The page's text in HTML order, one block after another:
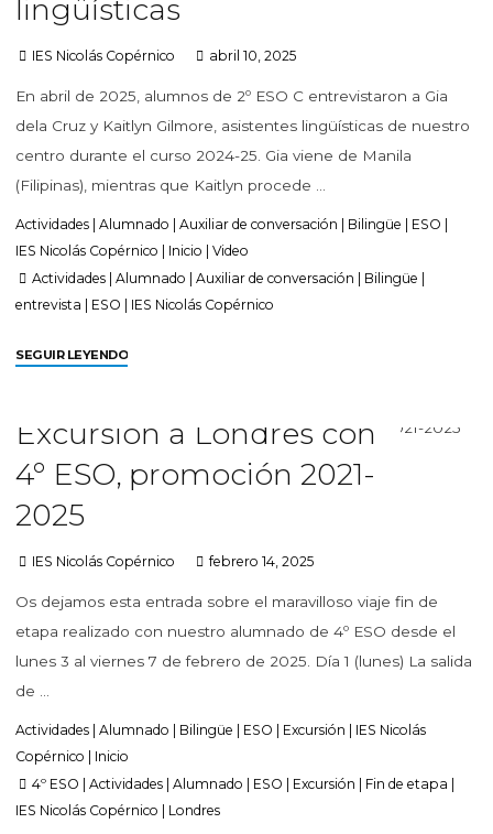
lingüísticas
IES Nicolás Copérnico abril 10, 2025
En abril de 2025, alumnos de 2º ESO C entrevistaron a Gia
dela Cruz y Kaitlyn Gilmore, asistentes lingüísticas de nuestro
centro durante el curso 2024-25. Gia viene de Manila
(Filipinas), mientras que Kaitlyn procede …
Actividades Alumnado Auxiliar de conversación Bilingüe ESO
IES Nicolás Copérnico
Inicio
Video
Actividades |Alumnado |Auxiliar de conversación Bilingüe
entrevista
ESO IES Nicolás Copérnico
SEGUIR LEYENDO
Excursión a Londres con
4º ESO, promoción 2021-
2025
IES Nicolás Copérnico febrero 14, 2025
Os dejamos esta entrada sobre el maravilloso viaje fin de
etapa realizado con nuestro alumnado de 4º ESO desde el
lunes 3 al viernes 7 de febrero de 2025. Día 1 (lunes) La salida
de …
Actividades Alumnado Bilingüe ESO Excursión
IES Nicolás
Copérnico
Inicio
4º ESO |Actividades |Alumnado ESO Excursión Fin de etapa
IES Nicolás Copérnico
Londres